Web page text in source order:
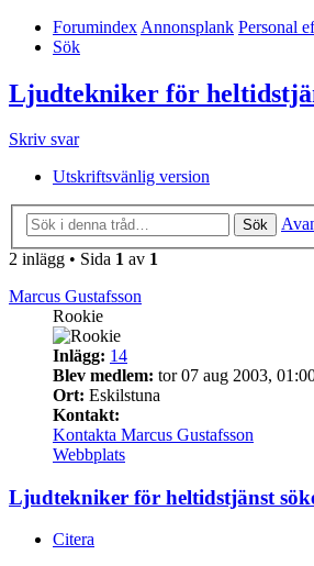
Forumindex Annonsplank Personal
Sök
Ljudtekniker för
Skriv svar
Utskriftsvänlig version
Sök
2 inlägg • Sida 1 av 1
Marcus Gustafsson
Rookie
Inlägg: 14
Blev medlem: tor 07 aug 2003,
Ort: Eskilstuna
Kontakt:
Kontakta Marcus Gustafsson
Webbplats
Ljudtekniker för heltidstjänst
Citera